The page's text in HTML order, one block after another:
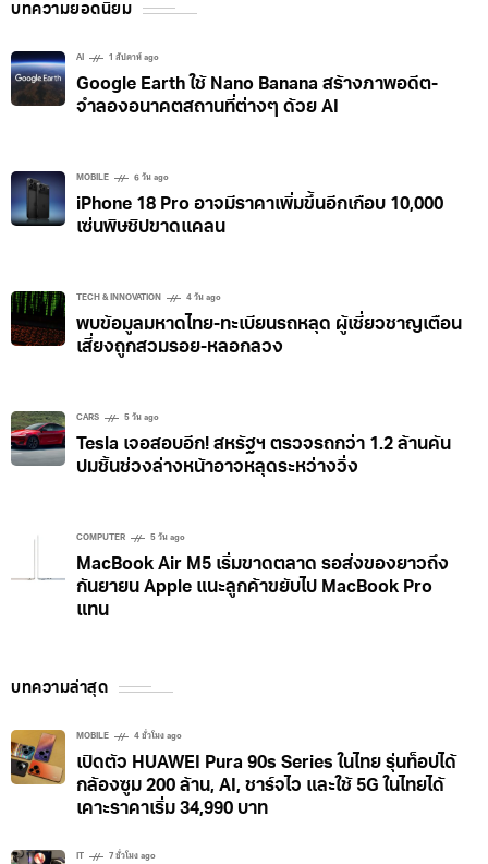
บทความยอดนิยม
AI 1 สัปดาห์ ago
Google Earth ใช้ Nano Banana สร้างภาพอดีต-
จำลองอนาคตสถานที่ต่างๆ ด้วย AI
MOBILE 6 วัน ago
iPhone 18 Pro อาจมีราคาเพิ่มขึ้นอีกเกือบ 10,000
เซ่นพิษชิปขาดแคลน
TECH & INNOVATION 4 วัน ago
พบข้อมูลมหาดไทย-ทะเบียนรถหลุด ผู้เชี่ยวชาญเตือน
เสี่ยงถูกสวมรอย-หลอกลวง
CARS 5 วัน ago
Tesla เจอสอบอีก! สหรัฐฯ ตรวจรถกว่า 1.2 ล้านคัน
ปมชิ้นช่วงล่างหน้าอาจหลุดระหว่างวิ่ง
COMPUTER 5 วัน ago
MacBook Air M5 เริ่มขาดตลาด รอส่งของยาวถึง
กันยายน Apple แนะลูกค้าขยับไป MacBook Pro
แทน
บทความล่าสุด
MOBILE 4 ชั่วโมง ago
เปิดตัว HUAWEI Pura 90s Series ในไทย รุ่นท็อปได้
กล้องซูม 200 ล้าน, AI, ชาร์จไว และใช้ 5G ในไทยได้
เคาะราคาเริ่ม 34,990 บาท
7 ชั่วโมง ago